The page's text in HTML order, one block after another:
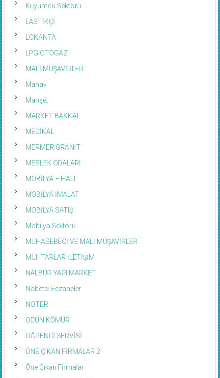
Kuyumcu Sektörü
LASTİKÇİ
LOKANTA
LPG OTOGAZ
MALİ MÜŞAVİRLER
Manav
Manşet
MARKET BAKKAL
MEDİKAL
MERMER GRANİT
MESLEK ODALARI
MOBİLYA – HALI
MOBİLYA İMALAT
MOBİLYA SATIŞ
Mobilya Sektörü
MUHASEBECİ VE MALİ MÜŞAVİRLER
MUHTARLAR İLETİŞİM
NALBUR YAPI MARKET
Nöbetci Eczaneler
NOTER
ODUN KÖMÜR
ÖĞRENCİ SERVİSİ
ÖNE ÇIKAN FİRMALAR 2
Öne Çıkan Firmalar